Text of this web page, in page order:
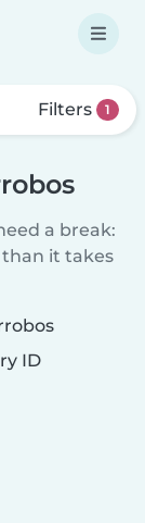
Filters 1
a break:
it takes
ID